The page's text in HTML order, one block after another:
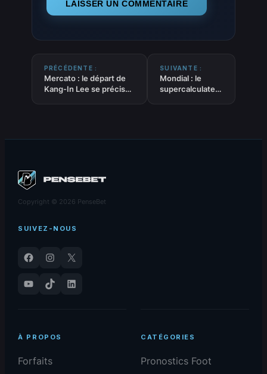
PRÉCÉDENTE :
Mercato : le départ de
Kang-In Lee se précise,
SUIVANTE :
Mondial : le
supercalculateur
Copyright © 2026 PenseBet
SUIVEZ-NOUS
Facebook Instagram
X
YouTube
TikTok LinkedIn
À PROPOS
Forfaits
CATÉGORIES
Pronostics Foot